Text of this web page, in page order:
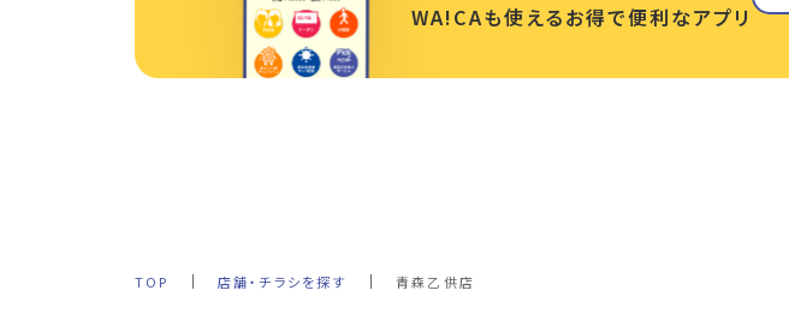
WA!CAも使えるお得で便利なアプリ
TOP 店舗・チラシを探す 青森乙供店